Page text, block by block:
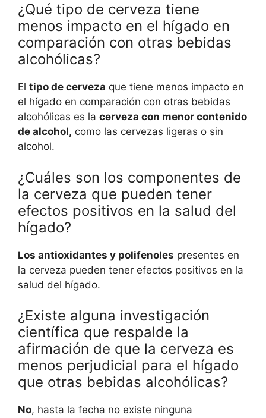
¿Qué tipo de cerveza tiene
menos impacto en el hígado en
comparación con otras bebidas
alcohólicas?
El tipo de cerveza que tiene menos impacto en
el hígado en comparación con otras bebidas
alcohólicas es la cerveza con menor contenido
de alcohol, como las cervezas ligeras o sin
alcohol.
¿Cuáles son los componentes de
la cerveza que pueden tener
efectos positivos en la salud del
hígado?
Los antioxidantes y polifenoles presentes en
la cerveza pueden tener efectos positivos en la
salud del hígado.
¿Existe alguna investigación
científica que respalde la
afirmación de que la cerveza es
menos perjudicial para el hígado
que otras bebidas alcohólicas?
No, hasta la fecha no existe ninguna